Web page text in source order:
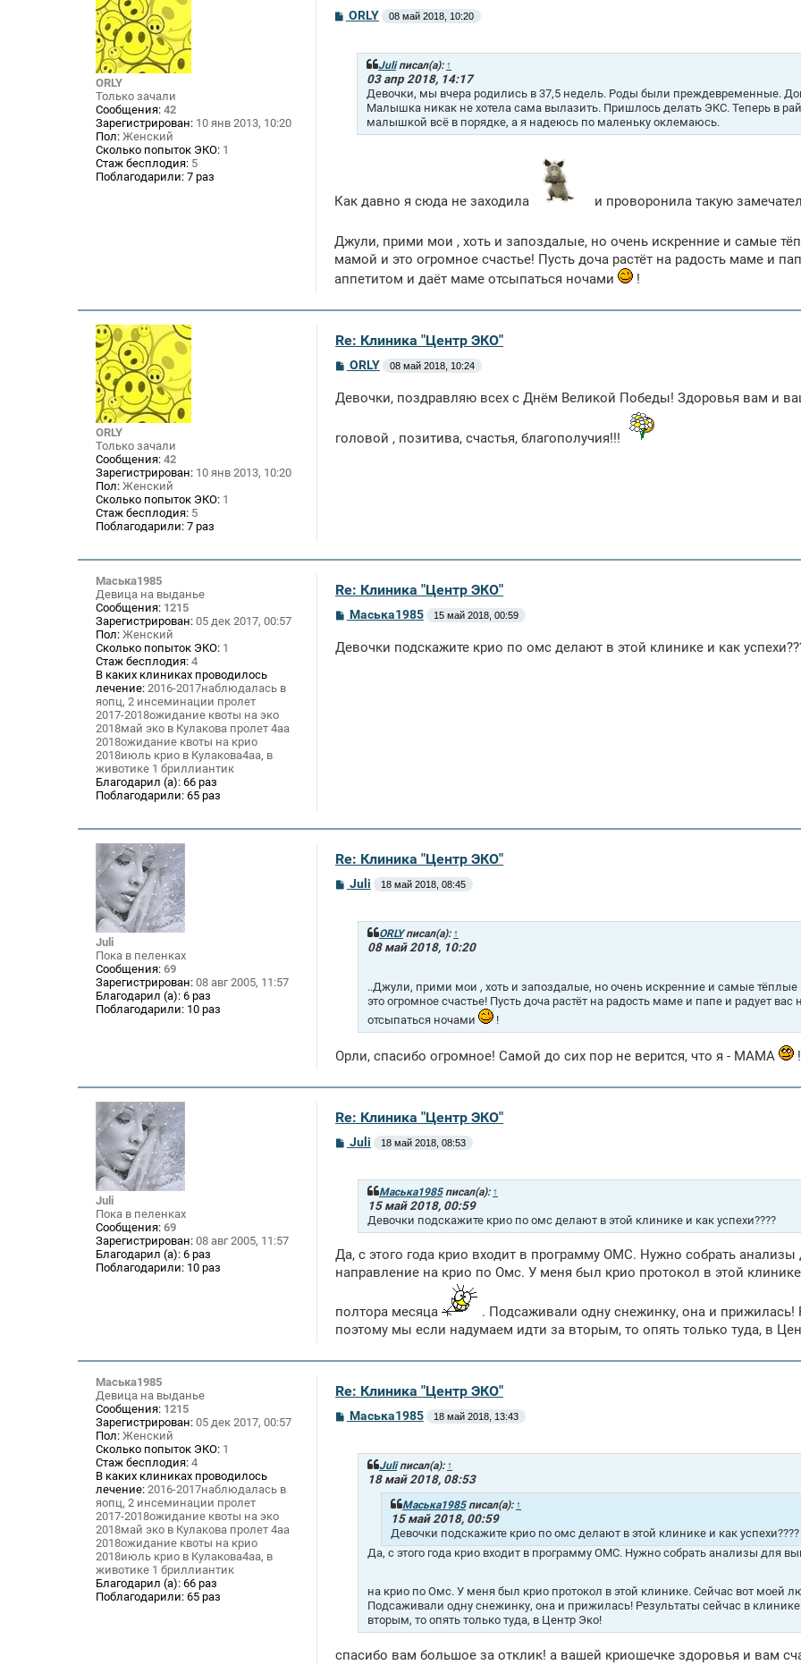
ORLY
Только зачали
Сообщения: 42
Зарегистрирован: 10 янв 2013, 10:20
Пол: Женский
Сколько попыток ЭКО: 1
Стаж бесплодия: 5
Поблагодарили: 7 раз
СORLY 08 май 2018, 10:20
Juliписал(а): ↑
03 апр 2018, 14:17
Девочки, мы вчера родились в 37,5 недель. Роды были преждевременные.
Малышка никак не хотела сама вылазить. Пришлось делать ЭКС. Теперь в
малышкой всё в порядке, а я надеюсь по маленьку оклемаюсь.
Как давно я сюда не заходила и проворонила такую
Джули, прими мои , хоть и запоздалые, но очень искренние и самые
мамой и это огромное счастье! Пусть доча растёт на радость маме и
аппетитом и даёт маме отсыпаться ночами
!
ORLY
Только зачали
Сообщения: 42
Зарегистрирован: 10 янв 2013, 10:20
Пол: Женский
Сколько попыток ЭКО: 1
Стаж бесплодия: 5
Поблагодарили: 7 раз
Re: Клиника "Центр ЭКО"
С
б
н
ORLY 08 май 2018, 10:24
Девочки, поздравляю всех с Днём Великой Победы! Здоровья вам и
головой , позитива, счастья, благополучия!!!
Маська1985
Девица на выданье
Сообщения: 1215
Зарегистрирован: 05 дек 2017, 00:57
Пол: Женский
Сколько попыток ЭКО: 1
Стаж бесплодия: 4
В каких клиниках проводилось
лечение: 2016-2017наблюдалась в
яопц, 2 инсеминации пролет
2017-2018ожидание квоты на эко
2018май эко в Кулакова пролет 4аа
2018ожидание квоты на крио
2018июль крио в Кулакова4аа, в
животике 1 бриллиантик
Благодарил (а): 66 раз
Поблагодарили: 65 раз
Re: Клиника "Центр ЭКО"
С
б
Маська1985 15 май 2018, 00:59
Девочки подскажите крио по омс делают в этой клинике и как
Juli
Пока в пеленках
Сообщения: 69
Зарегистрирован: 08 авг 2005, 11:57
Благодарил (а): 6 раз
Поблагодарили: 10 раз
Re: Клиника "Центр ЭКО"
Juli 18 май 2018, 08:45
ORLYписал(а): ↑
08 май 2018, 10:20
..Джули, прими мои , хоть и запоздалые, но очень искренние и самые
это огромное счастье! Пусть доча растёт на радость маме и папе и радует
отсыпаться ночами
!
Орли, спасибо огромное! Самой до сих пор не верится, что я - МАМА !
Juli
Пока в пеленках
Сообщения: 69
Зарегистрирован: 08 авг 2005, 11:57
Благодарил (а): 6 раз
Поблагодарили: 10 раз
Re: Клиника "Центр ЭКО"
Juli 18 май 2018, 08:53
Маська1985писал(а): ↑
15 май 2018, 00:59
Девочки подскажите крио по омс делают в этой клинике и как успехи????
Да, с этого года крио входит в программу ОМС. Нужно собрать
направление на крио по Омс. У меня был крио протокол в этой
полтора месяца
. Подсаживали одну снежинку, она и прижилась!
поэтому мы если надумаем идти за вторым, то опять только туда, в
Маська1985
Девица на выданье
Сообщения: 1215
Зарегистрирован: 05 дек 2017, 00:57
Пол: Женский
Сколько попыток ЭКО: 1
Стаж бесплодия: 4
В каких клиниках проводилось
лечение: 2016-2017наблюдалась в
яопц, 2 инсеминации пролет
2017-2018ожидание квоты на эко
2018май эко в Кулакова пролет 4аа
2018ожидание квоты на крио
2018июль крио в Кулакова4аа, в
животике 1 бриллиантик
Благодарил (а): 66 раз
Поблагодарили: 65 раз
Re: Клиника "Центр ЭКО"
СМаська1985 18 май 2018, 13:43
Juliписал(а): ↑
18 май 2018, 08:53
Маська1985писал(а): ↑
15 май 2018, 00:59
Девочки подскажите крио по омс делают в этой клинике и как успехи????
Да, с этого года крио входит в программу ОМС. Нужно собрать анализы для
на крио по Омс. У меня был крио протокол в этой клинике. Сейчас вот моей
Подсаживали одну снежинку, она и прижилась! Результаты сейчас в
вторым, то опять только туда, в Центр Эко!
спасибо вам большое за отклик! а вашей криошечке здоровья и вам